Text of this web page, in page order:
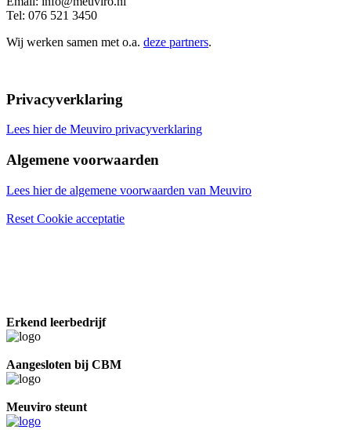
Tel: 076 521 3450
Wij werken samen met o.a. deze partners.
Privacyverklaring
Lees hier de Meuviro privacyverklaring
Algemene voorwaarden
Lees hier de algemene voorwaarden van Meuviro
Reset Cookie acceptatie
Erkend leerbedrijf
Aangesloten bij CBM
Meuviro steunt